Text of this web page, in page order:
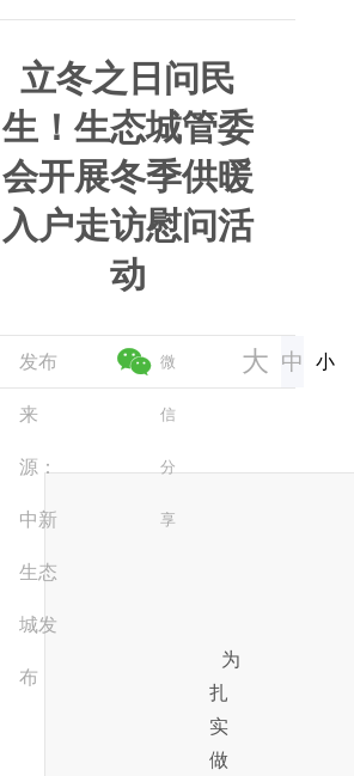
立冬之日问民
生！生态城管委
会开展冬季供暖
入户走访慰问活
动
发布
来
源：
中新
生态
城发
布
微
信
分
享
大 中 小
为
扎
实
做